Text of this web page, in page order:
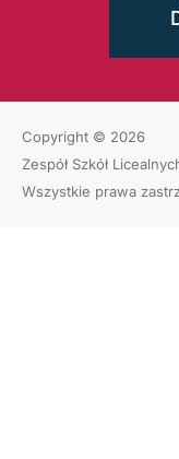
Copyright © 2026
Zespół Szkół
Wszystkie prawa